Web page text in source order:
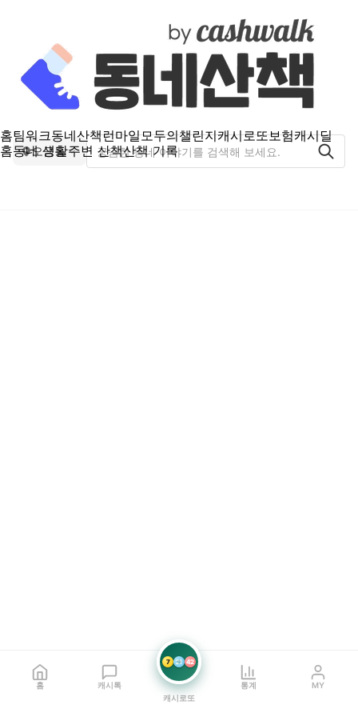
홈팀워크동네산책런마일모두의챌린지캐시로또보험캐시딜
홈동네 생활주변 산책산책 기록
오금동
홈 캐시톡
7 21 42
캐시로또
통계 MY